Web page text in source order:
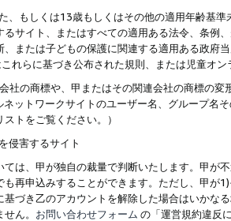
、もしくは13歳もしくはその他の適用年齢基
るサイト、またはすべての適用ある法令、条例
または子どもの保護に関連する適用ある政府
れらに基づき公布された規則、または児童オン
社の商標や、甲またはその関連会社の商標の
ネットワークサイトのユーザー名、グループ名
トをご覧ください。）
侵害するサイト
ては、甲が独自の裁量で判断いたします。甲が
も再申込みすることができます。ただし、甲が
基づき乙のアカウントを解除した場合はいかな
ん。 お問い合わせフォーム の「運営規約違反